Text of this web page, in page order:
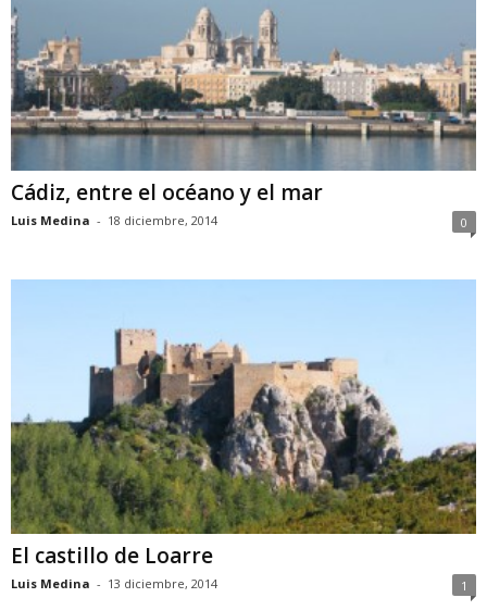
Cádiz, entre el océano y el mar
Luis Medina - 18 diciembre, 2014 0
El castillo de Loarre
Luis Medina - 13 diciembre, 2014 1